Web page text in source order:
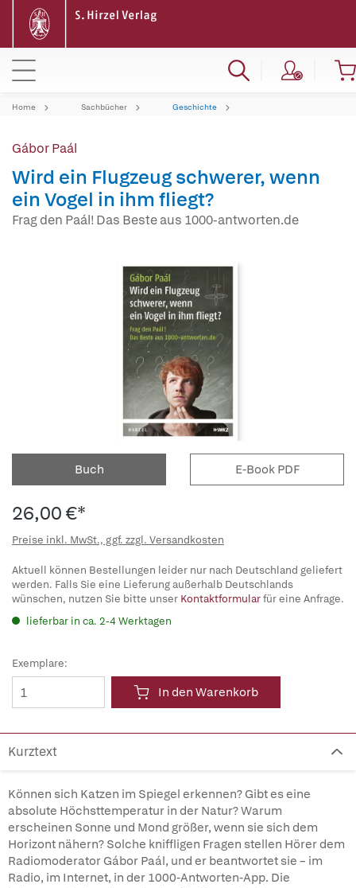
Home Sachbücher Geschichte
Gábor Paál
Wird ein Flugzeug schwerer, wenn
ein Vogel in ihm fliegt?
Frag den Paál! Das Beste aus 1000-antworten.de
Buch E-Book PDF
26,00 €*
Preise inkl. MwSt., ggf. zzgl. Versandkosten
Aktuell können Bestellungen leider nur nach Deutschland geliefert
werden. Falls Sie eine Lieferung außerhalb Deutschlands
wünschen, nutzen Sie bitte unser Kontaktformularfür eine Anfrage.
lieferbar in ca. 2-4 Werktagen
Exemplare:
In den Warenkorb
Kurztext
Können sich Katzen im Spiegel erkennen? Gibt es eine
absolute Höchsttemperatur in der Natur? Warum
erscheinen Sonne und Mond größer, wenn sie sich dem
Horizont nähern? Solche kniffligen Fragen stellen Hörer dem
Radiomoderator Gábor Paál, und er beantwortet sie – im
Radio, im Internet, in der 1000-Antworten-App. Die